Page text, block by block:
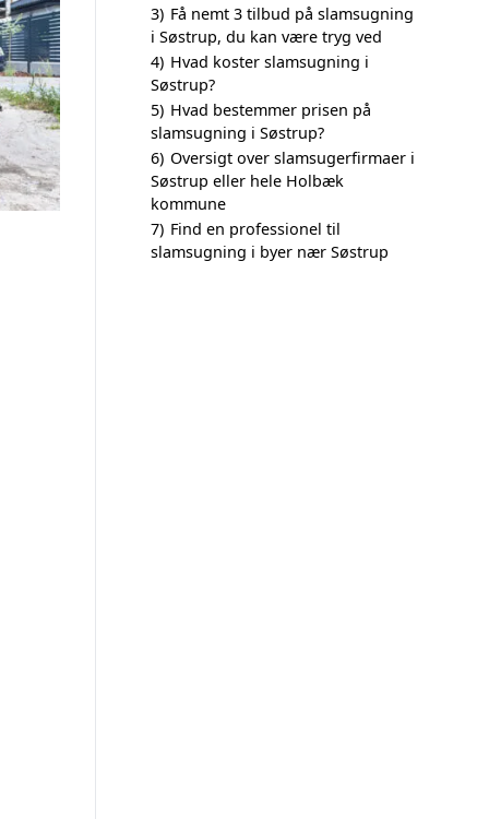
3) Få nemt 3 tilbud på slamsugning
i Søstrup, du kan være tryg ved
4) Hvad koster slamsugning i
Søstrup?
5) Hvad bestemmer prisen på
slamsugning i Søstrup?
6) Oversigt over slamsugerfirmaer i
Søstrup eller hele Holbæk
kommune
7) Find en professionel til
slamsugning i byer nær Søstrup